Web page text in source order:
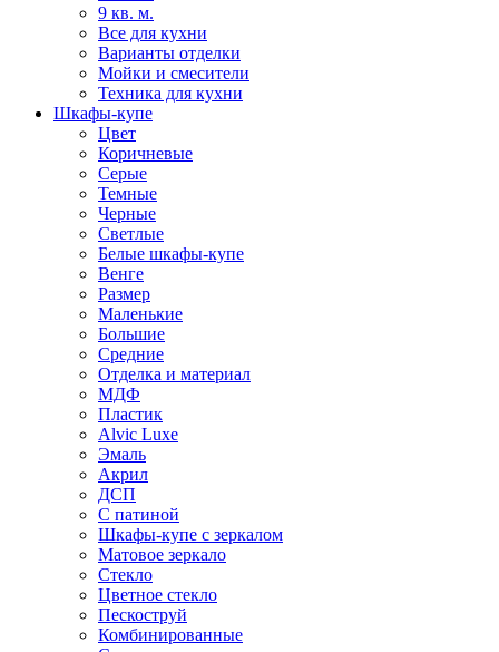
9 кв. м.
Все для кухни
Варианты отделки
Мойки и смесители
Техника для кухни
Шкафы-купе
Цвет
Коричневые
Серые
Темные
Черные
Светлые
Белые шкафы-купе
Венге
Размер
Маленькие
Большие
Средние
Отделка и материал
МДФ
Пластик
Alvic Luxe
Эмаль
Акрил
ДСП
С патиной
Шкафы-купе с зеркалом
Матовое зеркало
Стекло
Цветное стекло
Пескоструй
Комбинированные